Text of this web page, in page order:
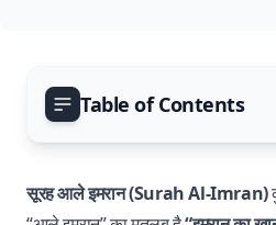
Table of Contents
सूरह आले इमरान (Surah Al-Imran)